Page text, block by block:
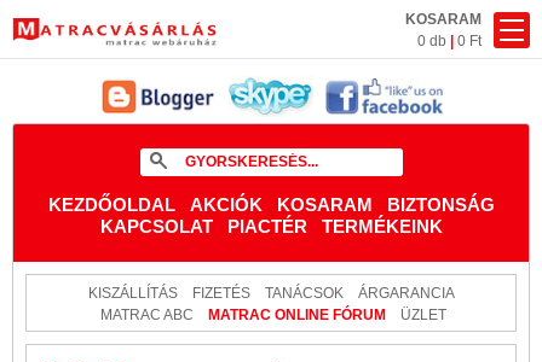
KOSARAM
0 db
0 Ft
KEZDŐOLDAL AKCIÓK KOSARAM
BIZTONSÁG
KAPCSOLAT
PIACTÉR TERMÉKEINK
KISZÁLLÍTÁS FIZETÉS TANÁCSOK
ÁRGARANCIA
MATRAC ABC
MATRAC ONLINE FÓRUM ÜZLET